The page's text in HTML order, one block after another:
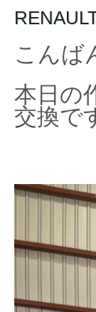
こんば
本日の
交換で